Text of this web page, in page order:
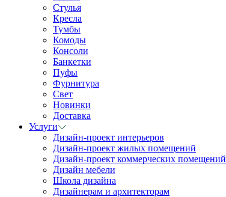
Стулья
Кресла
Тумбы
Комоды
Консоли
Банкетки
Пуфы
Фурнитура
Свет
Новинки
Доставка
Услуги
Дизайн-проект интерьеров
Дизайн-проект жилых помещений
Дизайн-проект коммерческих помещений
Дизайн мебели
Школа дизайна
Дизайнерам и архитекторам